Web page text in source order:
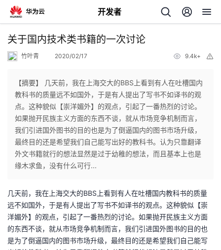
开发者
返
个
人
主
页
我
的
开
发
者
我
的
开
发
我
的
Programs
我
的
关于国内技术类书籍的一次讨论
竹叶青 2020/02/17 9.4k+
【摘要】 几天前，我在上海交大的BBS上看到有人在吐槽国内
教科书的质量远不如国外，于是有人提出了写书不如译书的观
点。这种貌似【崇洋媚外】的观点，引起了一番热烈的讨论。
如果抛开民族主义方面的东西不谈，就从市场竞争机制而言，
我们引进国外图书的目的也是为了倒逼国内的图书市场升级，
最终目的还是希望我们自己能写出好的教科书。认为只靠翻译
外文书籍就行的想法显然是过于幼稚的想法，而且基本上也是
缘木求鱼，没有什么可行...
几天前，我在上海交大的BBS上看到有人在吐槽国内教科书的质量
远不如国外，于是有人提出了写书不如译书的观点。这种貌似【崇
洋媚外】的观点，引起了一番热烈的讨论。如果抛开民族主义方面
的东西不谈，就从市场竞争机制而言，我们引进国外图书的目的也
是为了倒逼国内的图书市场升级，最终目的还是希望我们自己能写